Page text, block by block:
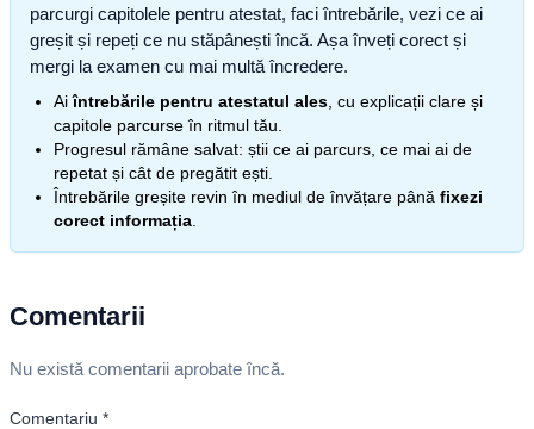
parcurgi capitolele pentru atestat, faci întrebările, vezi ce ai
greșit și repeți ce nu stăpânești încă. Așa înveți corect și
mergi la examen cu mai multă încredere.
Aiîntrebările pentru atestatul ales , cu explicații clare și
capitole parcurse în ritmul tău.
Progresul rămâne salvat: știi ce ai parcurs, ce mai ai de
repetat și cât de pregătit ești.
Întrebările greșite revin în mediul de învățare până fixezi
corect informația
Comentarii
Nu există comentarii aprobate încă.
Comentariu *